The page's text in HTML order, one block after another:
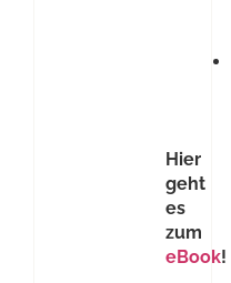
Hier
geht
es
zum
eBook!